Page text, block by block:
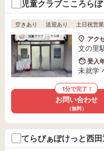
児童クラブこころら
空きあり 送迎あり 土日祝営業
アク
文の里
受入
未就学
1分で完了！
お問い合わせ
（無料）
てらぴぁぽけっと西